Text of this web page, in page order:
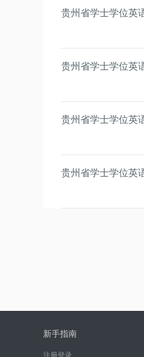
贵州省学士学位英
贵州省学士学位英
贵州省学士学位英
贵州省学士学位英
新手指南
注册登录